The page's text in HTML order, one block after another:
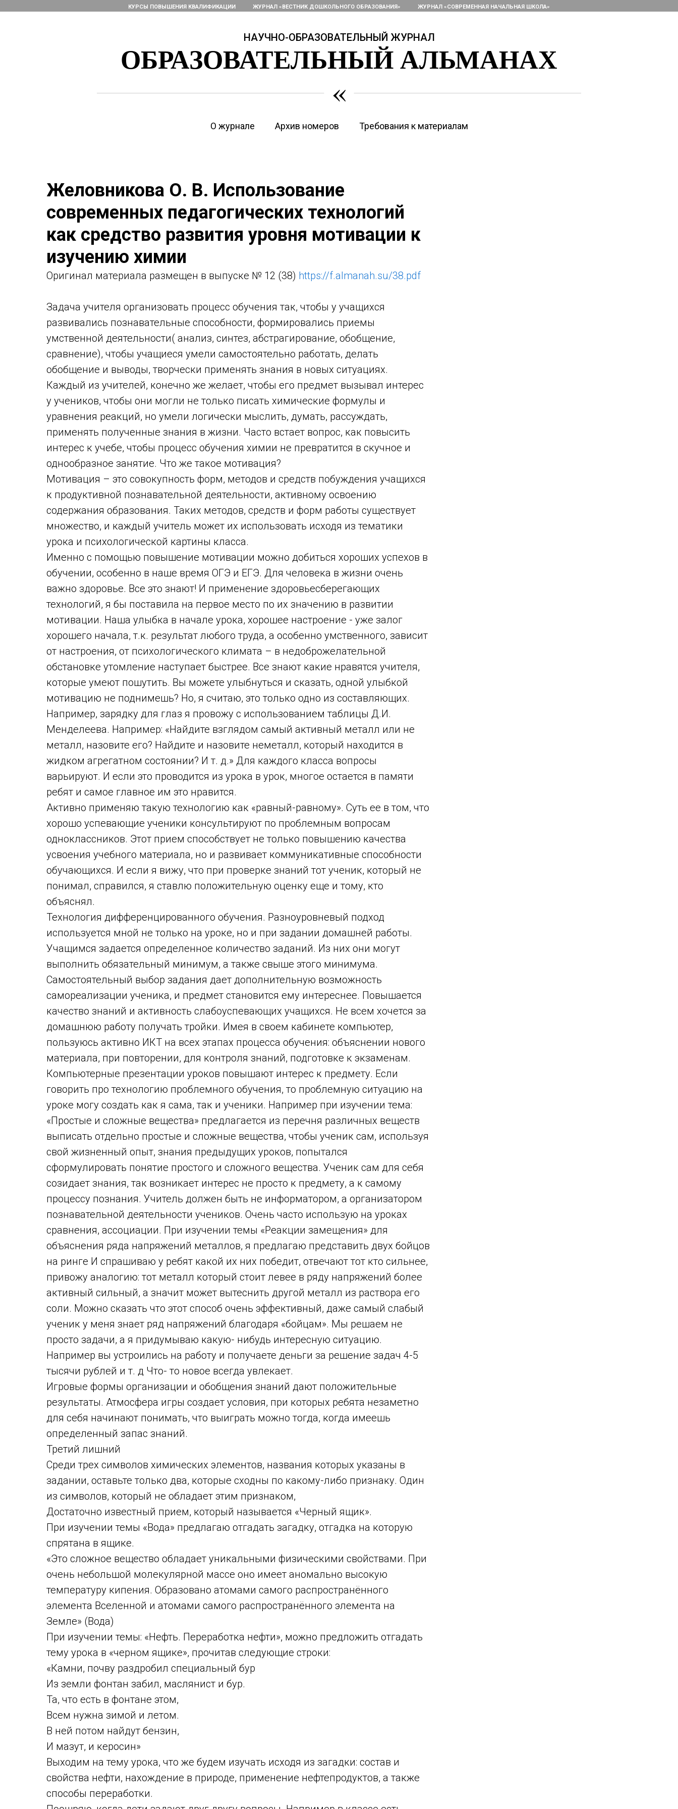
КУРСЫ ПОВЫШЕНИЯ КВАЛИФИКАЦИИ ЖУРНАЛ «ВЕСТНИК ДОШКОЛЬНОГО ОБРАЗОВАНИЯ» ЖУРНАЛ «СОВРЕМЕННАЯ НАЧАЛЬНАЯ ШКОЛА»
НАУЧНО-ОБРАЗОВАТЕЛЬНЫЙ ЖУРНАЛ
ОБРАЗОВАТЕЛЬНЫЙ АЛЬМАНАХ
«
О журнале Архив номеров Требования к материалам
Желовникова О. В. Использование
современных педагогических технологий
как средство развития уровня мотивации к
изучению химии
Оригинал материала размещен в выпуске № 12 (38) https://f.almanah.su/38.pdf
Задача учителя организовать процесс обучения так, чтобы у учащихся
развивались познавательные способности, формировались приемы
умственной деятельности( анализ, синтез, абстрагирование, обобщение,
сравнение), чтобы учащиеся умели самостоятельно работать, делать
обобщение и выводы, творчески применять знания в новых ситуациях.
Каждый из учителей, конечно же желает, чтобы его предмет вызывал интерес
у учеников, чтобы они могли не только писать химические формулы и
уравнения реакций, но умели логически мыслить, думать, рассуждать,
применять полученные знания в жизни. Часто встает вопрос, как повысить
интерес к учебе, чтобы процесс обучения химии не превратится в скучное и
однообразное занятие. Что же такое мотивация?
Мотивация – это совокупность форм, методов и средств побуждения учащихся
к продуктивной познавательной деятельности, активному освоению
содержания образования. Таких методов, средств и форм работы существует
множество, и каждый учитель может их использовать исходя из тематики
урока и психологической картины класса.
Именно с помощью повышение мотивации можно добиться хороших успехов в
обучении, особенно в наше время ОГЭ и ЕГЭ. Для человека в жизни очень
важно здоровье. Все это знают! И применение здоровьесберегающих
технологий, я бы поставила на первое место по их значению в развитии
мотивации. Наша улыбка в начале урока, хорошее настроение - уже залог
хорошего начала, т.к. результат любого труда, а особенно умственного, зависит
от настроения, от психологического климата – в недоброжелательной
обстановке утомление наступает быстрее. Все знают какие нравятся учителя,
которые умеют пошутить. Вы можете улыбнуться и сказать, одной улыбкой
мотивацию не поднимешь? Но, я считаю, это только одно из составляющих.
Например, зарядку для глаз я провожу с использованием таблицы Д.И.
Менделеева. Например: «Найдите взглядом самый активный металл или не
металл, назовите его? Найдите и назовите неметалл, который находится в
жидком агрегатном состоянии? И т. д.» Для каждого класса вопросы
варьируют. И если это проводится из урока в урок, многое остается в памяти
ребят и самое главное им это нравится.
Активно применяю такую технологию как «равный-равному». Суть ее в том, что
хорошо успевающие ученики консультируют по проблемным вопросам
одноклассников. Этот прием способствует не только повышению качества
усвоения учебного материала, но и развивает коммуникативные способности
обучающихся. И если я вижу, что при проверке знаний тот ученик, который не
понимал, справился, я ставлю положительную оценку еще и тому, кто
объяснял.
Технология дифференцированного обучения. Разноуровневый подход
используется мной не только на уроке, но и при задании домашней работы.
Учащимся задается определенное количество заданий. Из них они могут
выполнить обязательный минимум, а также свыше этого минимума.
Самостоятельный выбор задания дает дополнительную возможность
самореализации ученика, и предмет становится ему интереснее. Повышается
качество знаний и активность слабоуспевающих учащихся. Не всем хочется за
домашнюю работу получать тройки. Имея в своем кабинете компьютер,
пользуюсь активно ИКТ на всех этапах процесса обучения: объяснении нового
материала, при повторении, для контроля знаний, подготовке к экзаменам.
Компьютерные презентации уроков повышают интерес к предмету. Если
говорить про технологию проблемного обучения, то проблемную ситуацию на
уроке могу создать как я сама, так и ученики. Например при изучении тема:
«Простые и сложные вещества» предлагается из перечня различных веществ
выписать отдельно простые и сложные вещества, чтобы ученик сам, используя
свой жизненный опыт, знания предыдущих уроков, попытался
сформулировать понятие простого и сложного вещества. Ученик сам для себя
созидает знания, так возникает интерес не просто к предмету, а к самому
процессу познания. Учитель должен быть не информатором, а организатором
познавательной деятельности учеников. Очень часто использую на уроках
сравнения, ассоциации. При изучении темы «Реакции замещения» для
объяснения ряда напряжений металлов, я предлагаю представить двух бойцов
на ринге И спрашиваю у ребят какой их них победит, отвечают тот кто сильнее,
привожу аналогию: тот металл который стоит левее в ряду напряжений более
активный сильный, а значит может вытеснить другой металл из раствора его
соли. Можно сказать что этот способ очень эффективный, даже самый слабый
ученик у меня знает ряд напряжений благодаря «бойцам». Мы решаем не
просто задачи, а я придумываю какую- нибудь интересную ситуацию.
Например вы устроились на работу и получаете деньги за решение задач 4-5
тысячи рублей и т. д Что- то новое всегда увлекает.
Игровые формы организации и обобщения знаний дают положительные
результаты. Атмосфера игры создает условия, при которых ребята незаметно
для себя начинают понимать, что выиграть можно тогда, когда имеешь
определенный запас знаний.
Третий лишний
Среди трех символов химических элементов, названия которых указаны в
задании, оставьте только два, которые сходны по какому-либо признаку. Один
из символов, который не обладает этим признаком,
Достаточно известный прием, который называется «Черный ящик».
При изучении темы «Вода» предлагаю отгадать загадку, отгадка на которую
спрятана в ящике.
«Это сложное вещество обладает уникальными физическими свойствами. При
очень небольшой молекулярной массе оно имеет аномально высокую
температуру кипения. Образовано атомами самого распространённого
элемента Вселенной и атомами самого распространённого элемента на
Земле» (Вода)
При изучении темы: «Нефть. Переработка нефти», можно предложить отгадать
тему урока в «черном ящике», прочитав следующие строки:
«Камни, почву раздробил специальный бур
Из земли фонтан забил, маслянист и бур.
Та, что есть в фонтане этом,
Всем нужна зимой и летом.
В ней потом найдут бензин,
И мазут, и керосин»
Выходим на тему урока, что же будем изучать исходя из загадки: состав и
свойства нефти, нахождение в природе, применение нефтепродуктов, а также
способы переработки.